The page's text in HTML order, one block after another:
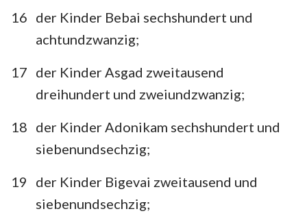
16 der Kinder Bebai sechshundert und
achtundzwanzig;
17 der Kinder Asgad zweitausend
dreihundert und zweiundzwanzig;
18 der Kinder Adonikam sechshundert und
siebenundsechzig;
19
der Kinder Bigevai zweitausend und
siebenundsechzig;